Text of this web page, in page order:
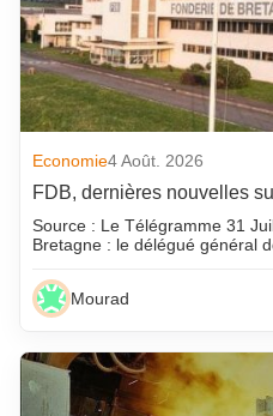
Economie4 Août. 2026
FDB, dernières nouvelles
Source : Le Télégramme 31
Bretagne : le délégué général
Mourad